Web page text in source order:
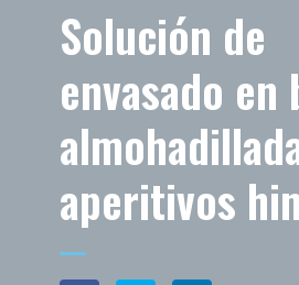
Solución de
envasado en
aperitivos